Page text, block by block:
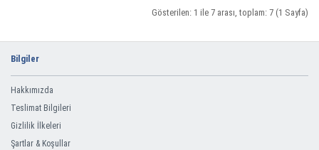
Gösterilen: 1 ile 7 arası, toplam: 7 (1 Sayfa)
Bilgiler
Hakkımızda
Teslimat Bilgileri
Gizlilik İlkeleri
Şartlar & Koşullar